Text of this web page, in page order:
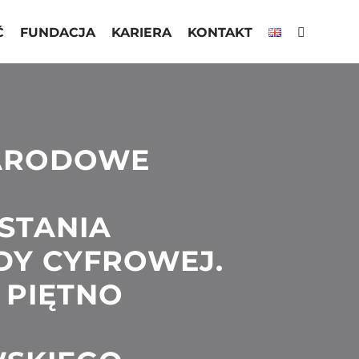
FUNDACJA KARIERA KONTAKT
CYFROWEJ.